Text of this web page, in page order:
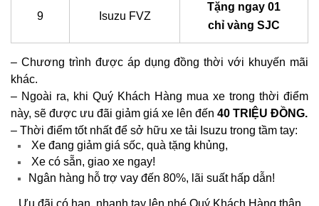
9 Isuzu FVZ
Tặng ngay 01
chỉ vàng SJC
– Chương trình được áp dụng đồng thời với khuyến mãi
khác.
– Ngoài ra, khi Quý Khách Hàng mua xe trong thời điểm
này, sẽ được ưu đãi giảm giá xe lên đến 40 TRIỆU ĐỒNG.
– Thời điểm tốt nhất để sở hữu xe tải Isuzu trong tầm tay:
Xe đang giảm giá sốc, quà tặng khủng,
Xe có sẵn, giao xe ngay!
Ngân hàng hỗ trợ vay đến 80%, lãi suất hấp dẫn!
Ưu đãi có hạn, nhanh tay lên nhé Quý Khách Hàng thân